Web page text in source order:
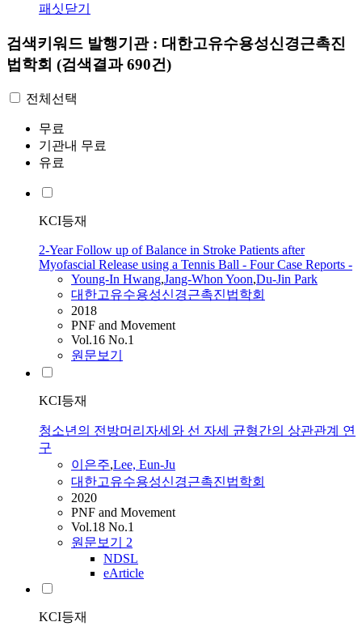
패싯닫기
검색키워드 발행기관 : 대한고유수용성신경근촉진
법학회 (검색결과 690건)
전체선택
무료
기관내 무료
유료
KCI등재
2-Year Follow up of Balance in Stroke Patients after
Myofascial Release using a Tennis Ball - Four Case Reports -
Young-In Hwang,Jang-Whon Yoon,Du-Jin Park
대한고유수용성신경근촉진법학회
2018
PNF and Movement
Vol.16 No.1
원문보기
KCI등재
청소년의 전방머리자세와 선 자세 균형간의 상관관계 연
구
이은주,Lee, Eun-Ju
대한고유수용성신경근촉진법학회
2020
PNF and Movement
Vol.18 No.1
원문보기 2
NDSL
eArticle
KCI등재